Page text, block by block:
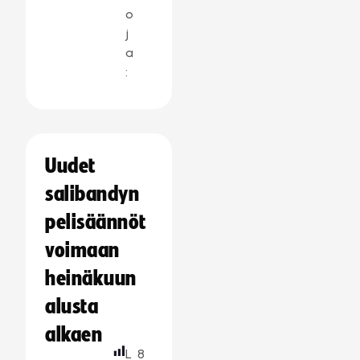
o
j
a
:
Uudet
salibandyn
pelisäännöt
voimaan
heinäkuun
alusta
alkaen
L 8